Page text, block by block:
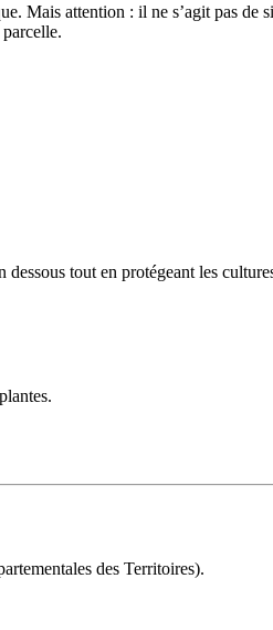
Mais attention : il ne s’agit pas de
tout en protégeant les
des Territoires).